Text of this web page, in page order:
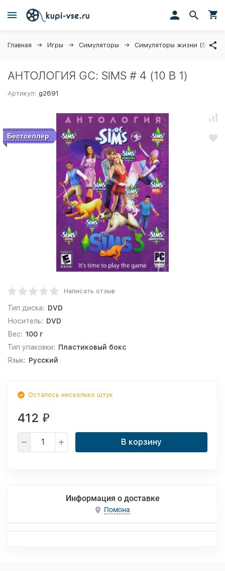
Главная Игры Симуляторы Симуляторы жизни (Sims,
АНТОЛОГИЯ GC: SIMS # 4 (10 В 1)
Артикул: g2691
Бестселлер
Написать отзыв
Тип диска: DVD
Носитель: DVD
Вес: 100 г
Тип упаковки: Пластиковый бокс
Язык: Русский
Осталось несколько штук
412 ₽
В корзину
Информация о доставке
Помона